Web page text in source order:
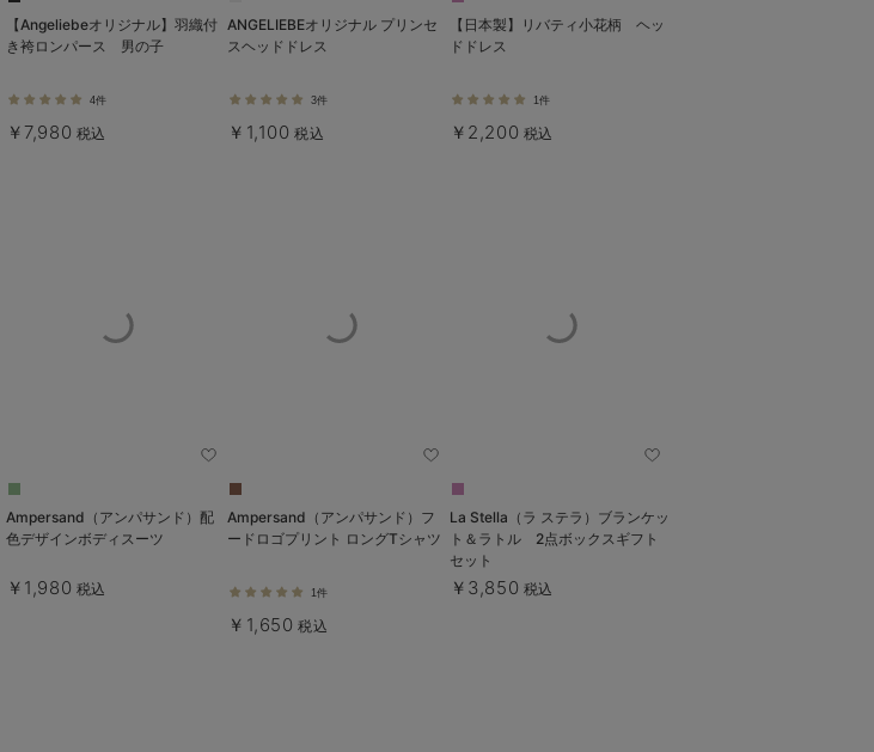
【Angeliebeオリジナル】羽織付
き袴ロンパース 男の子
4件
￥7,980 税込
ANGELIEBEオリジナル プリンセ
スヘッドドレス
3件
￥1,100 税込
【日本製】リバティ小花柄 ヘッ
ドドレス
1件
￥2,200 税込
Ampersand（アンパサンド）配
色デザインボディスーツ
￥1,980 税込
Ampersand（アンパサンド）フ
ードロゴプリント ロングTシャツ
1件
￥1,650 税込
La Stella（ラ ステラ）ブランケッ
ト＆ラトル 2点ボックスギフト
セット
￥3,850 税込